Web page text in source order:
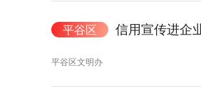
平谷区 信用宣传进企
平谷区文明办